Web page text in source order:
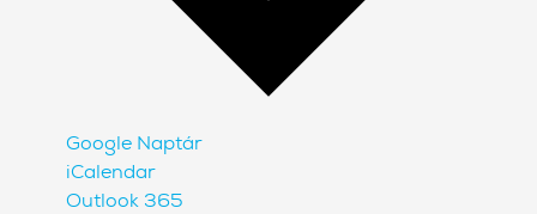
Google Naptár
iCalendar
Outlook 365